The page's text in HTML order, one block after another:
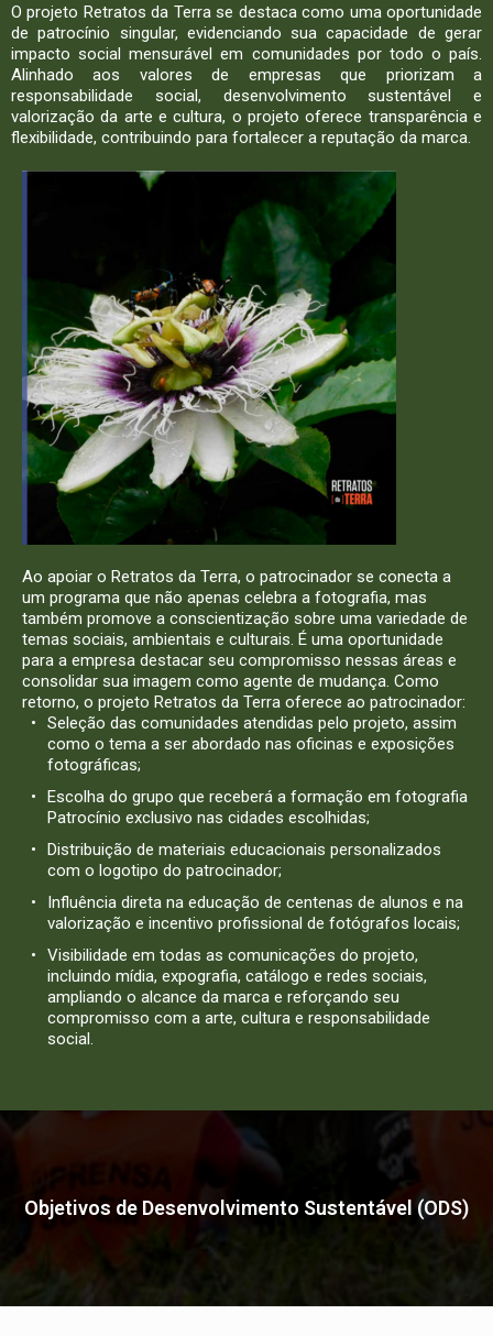
O projeto Retratos da Terra se destaca como uma oportunidade
de patrocínio singular, evidenciando sua capacidade de gerar
impacto social mensurável em comunidades por todo o país.
Alinhado aos valores de empresas que priorizam a
responsabilidade social, desenvolvimento sustentável e
valorização da arte e cultura, o projeto oferece transparência e
flexibilidade, contribuindo para fortalecer a reputação da marca.
Ao apoiar o Retratos da Terra, o patrocinador se conecta a
um programa que não apenas celebra a fotografia, mas
também promove a conscientização sobre uma variedade de
temas sociais, ambientais e culturais. É uma oportunidade
para a empresa destacar seu compromisso nessas áreas e
consolidar sua imagem como agente de mudança. Como
retorno, o projeto Retratos da Terra oferece ao patrocinador:
Seleção das comunidades atendidas pelo projeto, assim
como o tema a ser abordado nas oficinas e exposições
fotográficas;
Escolha do grupo que receberá a formação em fotografia
Patrocínio exclusivo nas cidades escolhidas;
Distribuição de materiais educacionais personalizados
com o logotipo do patrocinador;
Influência direta na educação de centenas de alunos e na
valorização e incentivo profissional de fotógrafos locais;
Visibilidade em todas as comunicações do projeto,
incluindo mídia, expografia, catálogo e redes sociais,
ampliando o alcance da marca e reforçando seu
compromisso com a arte, cultura e responsabilidade
social.
Objetivos de Desenvolvimento Sustentável (ODS)